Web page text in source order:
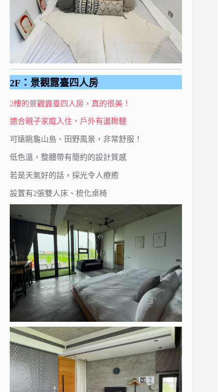
2F：景觀露臺四人房
2樓的景觀露臺四人房，真的很美！
適合親子家庭入住，戶外有盪鞦韆
可遠眺龜山島、田野風景，非常舒服！
低色溫，整體帶有簡約的設計質感
若是天氣好的話，採光令人療癒
設置有2張雙人床、梳化桌椅